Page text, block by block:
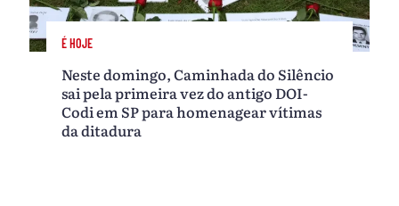
É HOJE
Neste domingo, Caminhada do Silêncio
sai pela primeira vez do antigo DOI-
Codi em SP para homenagear vítimas
da ditadura